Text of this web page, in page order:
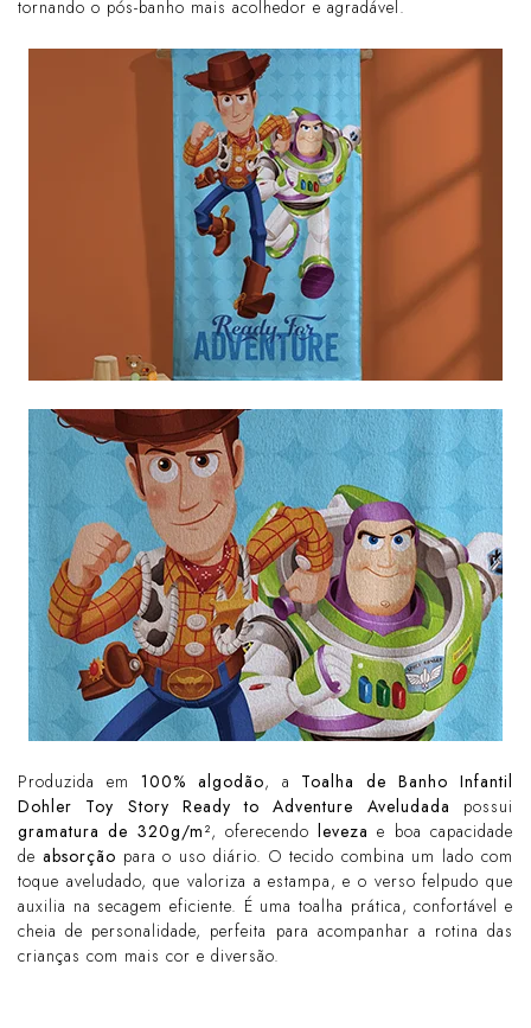
tornando o pós-banho mais acolhedor e agradável.
Produzida em 100% algodão, a Toalha de Banho Infantil
Dohler Toy Story Ready to Adventure Aveludada possui
gramatura de 320g/m², oferecendolevezae boa capacidade
de absorção para o uso diário. O tecido combina um lado com
toque aveludado, que valoriza a estampa, e o verso felpudo que
auxilia na secagem eficiente. É uma toalha prática, confortável e
cheia de personalidade, perfeita para acompanhar a rotina das
crianças com mais cor e diversão.